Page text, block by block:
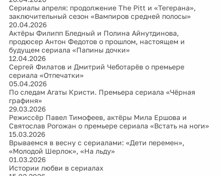
Сериалы апреля: продолжение The Pitt и «Тегерана»,
заключительный сезон «Вампиров средней полосы»
20.04.2026
Актёры Филипп Бледный и Полина Айнутдинова,
продюсер Антон Федотов о прошлом, настоящем и
будущем сериала «Папины дочки»
12.04.2026
Сергей Филатов и Дмитрий Чеботарёв о премьере
сериала «Отпечатки»
05.04.2026
По следам Агаты Кристи. Премьера сериала «Чёрная
графиня»
29.03.2026
Режиссёр Павел Тимофеев, актёры Мила Ершова и
Святослав Рогожан о премьере сериала «Встать на ноги»
15.03.2026
Врываемся в весну с сериалами: «Дети перемен»,
«Молодой Шерлок», «На льду»
01.03.2026
Истории любви в сериалах